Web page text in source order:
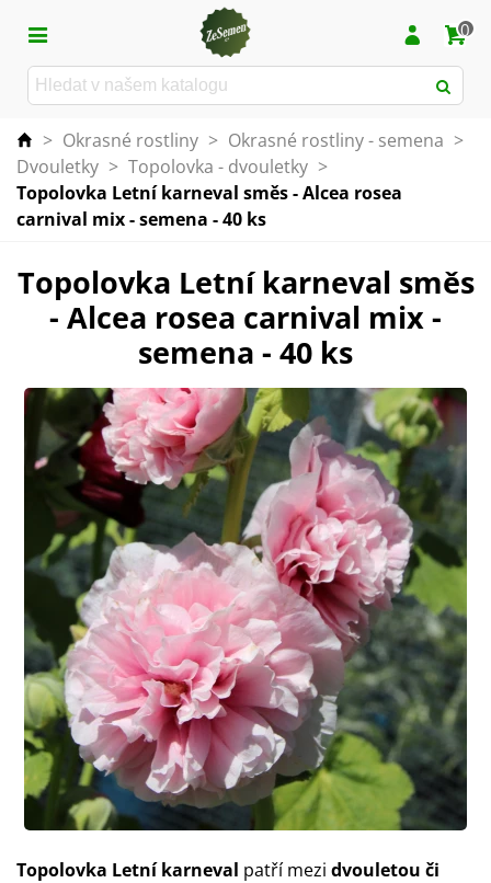
0
> Okrasné rostliny > Okrasné rostliny - semena >
Dvouletky > Topolovka - dvouletky >
Topolovka Letní karneval směs - Alcea rosea
carnival mix - semena - 40 ks
Topolovka Letní karneval směs
- Alcea rosea carnival mix -
semena - 40 ks
Topolovka Letní karneval patří mezi dvouletou či